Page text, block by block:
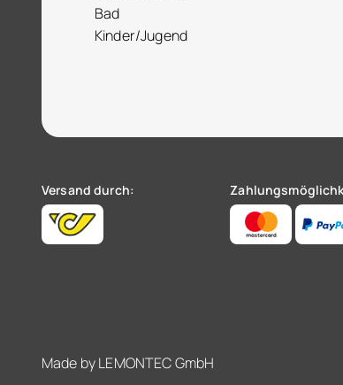
Bad
Kinder/Jugend
Versand durch:
Made byLEMONTEC GmbH